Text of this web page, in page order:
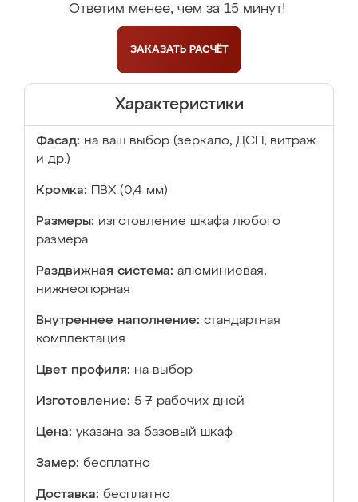
Ответим менее, чем за 15 минут!
ЗАКАЗАТЬ РАСЧЁТ
Характеристики
Фасад: на ваш выбор (зеркало, ДСП, витраж
и др.)
Кромка: ПВХ (0,4 мм)
Размеры: изготовление шкафа любого
размера
Раздвижная система: алюминиевая,
нижнеопорная
Внутреннее наполнение: стандартная
комплектация
Цвет профиля: на выбор
Изготовление: 5-7 рабочих дней
Цена: указана за базовый шкаф
Замер: бесплатно
Доставка: бесплатно